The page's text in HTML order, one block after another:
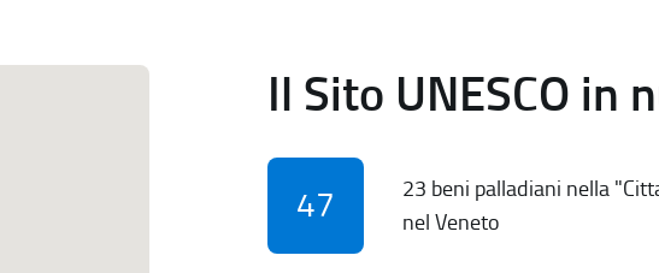
Il Sito UNESCO in
47
23 beni palladiani nella
nel Veneto